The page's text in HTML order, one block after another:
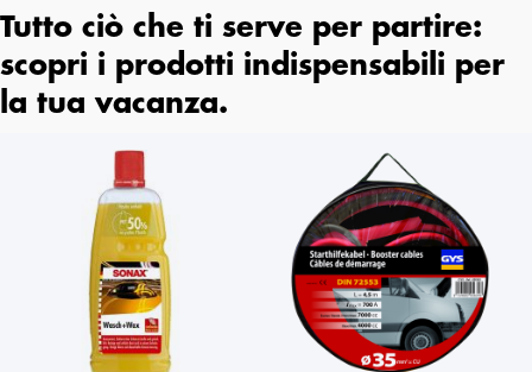
Tutto ciò che ti serve per partire:
scopri i prodotti indispensabili per
la tua vacanza.